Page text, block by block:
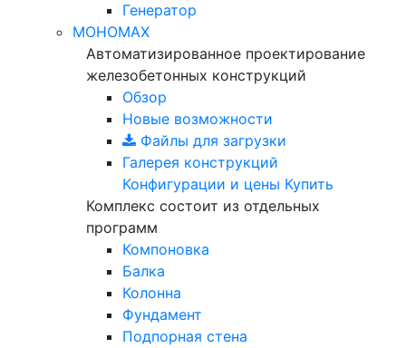
Генератор
МОНОМАХ
Автоматизированное проектирование
железобетонных конструкций
Обзор
Новые возможности
Файлы для загрузки
Галерея конструкций
Конфигурации и цены Купить
Комплекс состоит из отдельных
программ
Компоновка
Балка
Колонна
Фундамент
Подпорная стена